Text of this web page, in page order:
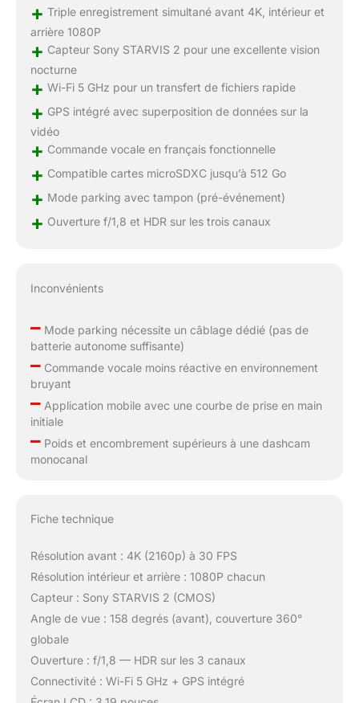
+ Triple enregistrement simultané avant 4K, intérieur et
arrière 1080P
+ Capteur Sony STARVIS 2 pour une excellente vision
nocturne
+ Wi-Fi 5 GHz pour un transfert de fichiers rapide
+ GPS intégré avec superposition de données sur la
vidéo
+ Commande vocale en français fonctionnelle
+ Compatible cartes microSDXC jusqu’à 512 Go
+ Mode parking avec tampon (pré-événement)
+ Ouverture f/1,8 et HDR sur les trois canaux
Inconvénients
–Mode parking nécessite un câblage dédié (pas de
batterie autonome suffisante)
–Commande vocale moins réactive en environnement
bruyant
–Application mobile avec une courbe de prise en main
initiale
–Poids et encombrement supérieurs à une dashcam
monocanal
Fiche technique
Résolution avant : 4K (2160p) à 30 FPS
Résolution intérieur et arrière : 1080P chacun
Capteur : Sony STARVIS 2 (CMOS)
Angle de vue : 158 degrés (avant), couverture 360°
globale
Ouverture : f/1,8 — HDR sur les 3 canaux
Connectivité : Wi-Fi 5 GHz + GPS intégré